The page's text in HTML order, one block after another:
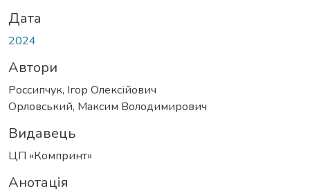
Дата
2024
Автори
Россипчук, Ігор Олексійович
Орловський, Максим Володимирович
Видавець
ЦП «Компринт»
Анотація